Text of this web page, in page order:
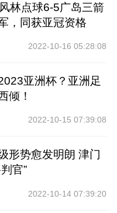
林点球6-5广岛三箭
，同获亚冠资格
2022-10-16 05:28:08
亚洲杯？亚洲足
倾！
2022-10-15 07:39:08
形势愈发明朗 津门
官”
2022-10-14 07:39:20